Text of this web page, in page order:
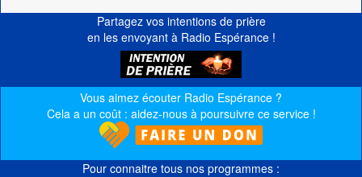
Partagez vos intentions de prière
en les envoyant à Radio Espérance !
Vous aimez écouter Radio Espérance ?
Cela a un coût : aidez-nous à poursuivre ce service !
Pour connaitre tous nos programmes :